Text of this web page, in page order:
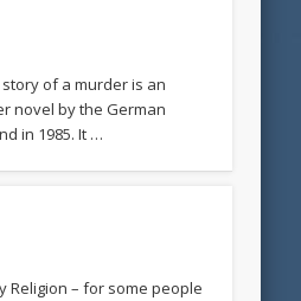
of a murder is an
novel by the German
in 1985. It …
Religion – for some people